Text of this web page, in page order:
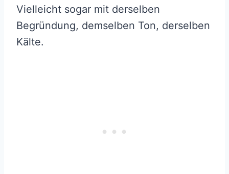
Vielleicht sogar mit derselben
Begründung, demselben Ton, derselben
Kälte.